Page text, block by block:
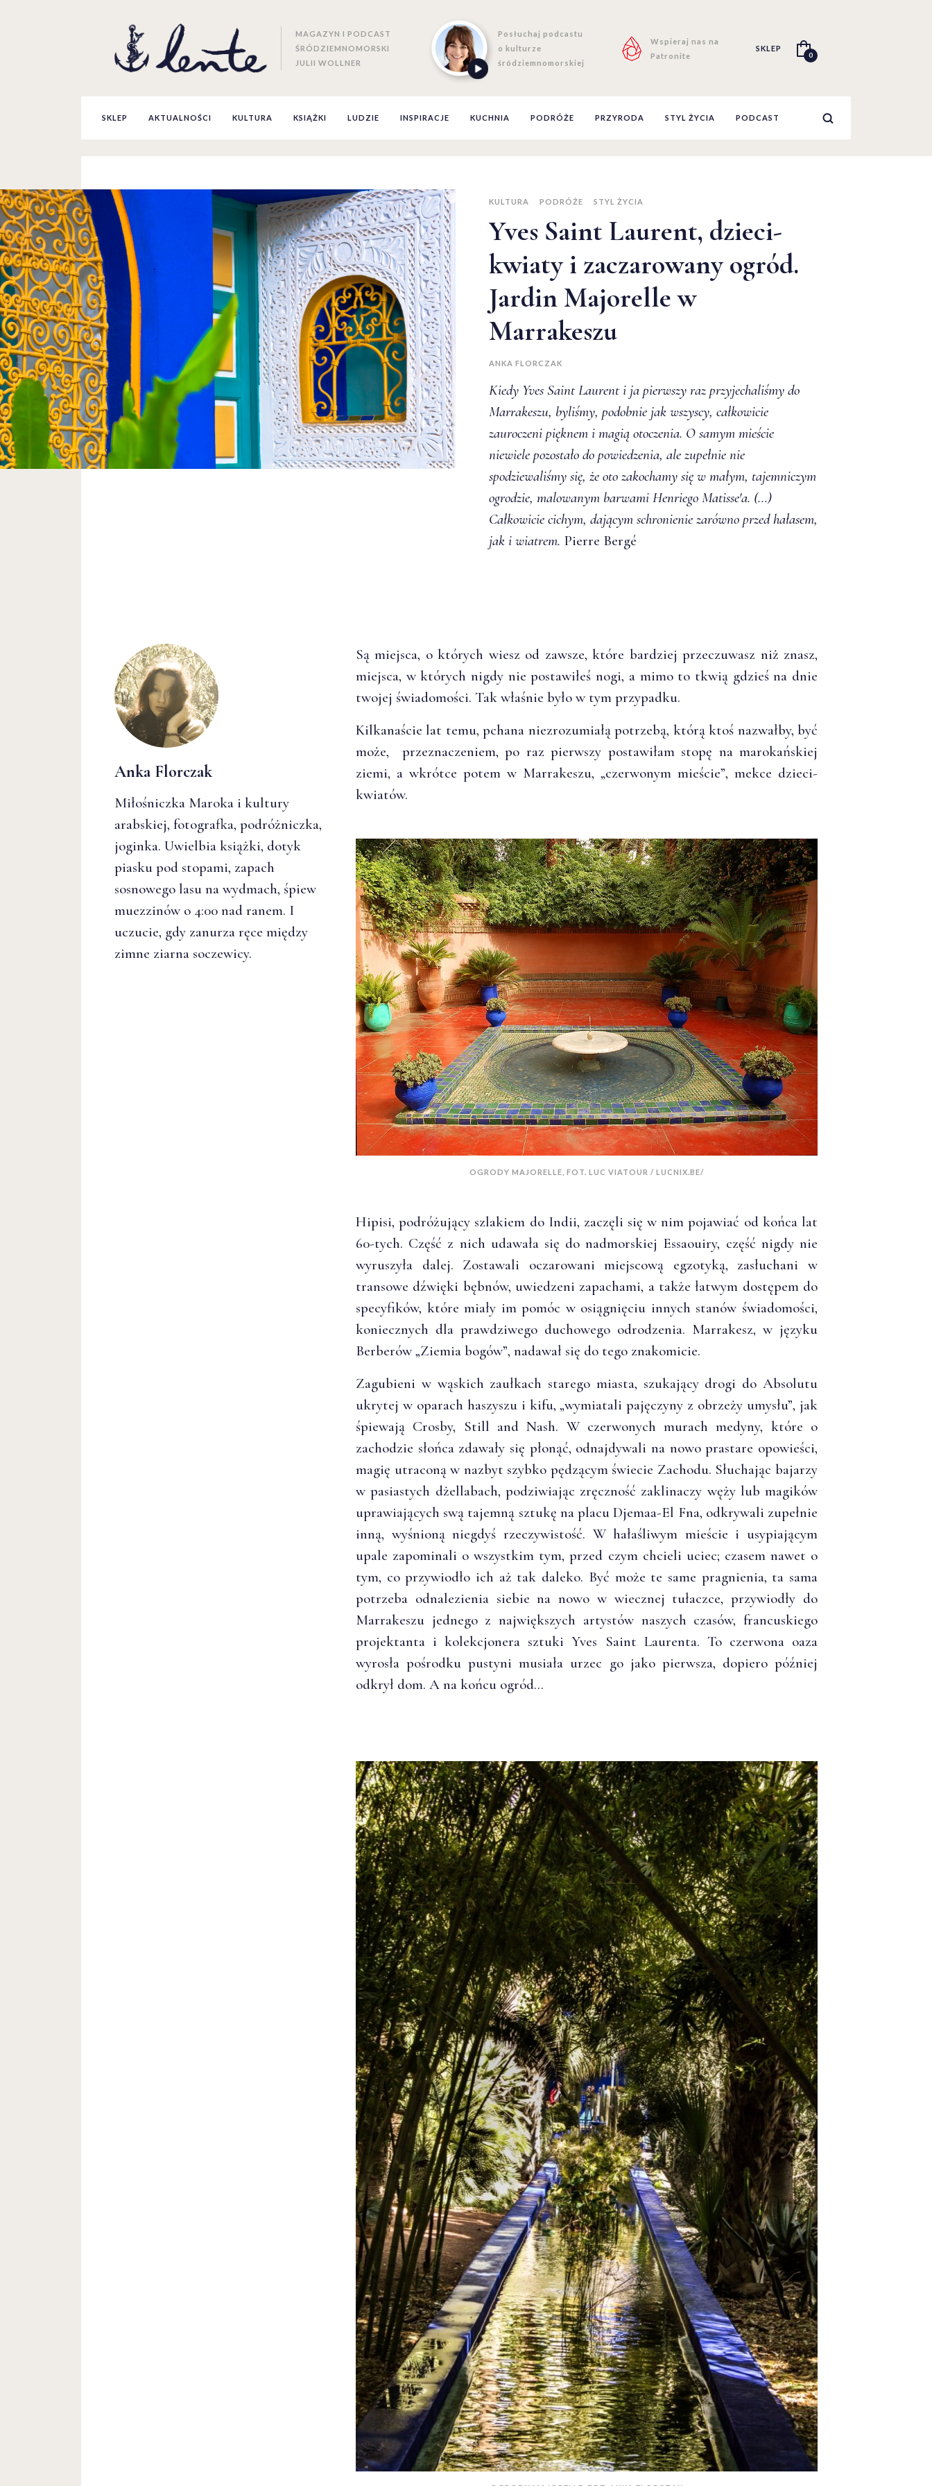
MAGAZYN I PODCAST
ŚRÓDZIEMNOMORSKI
JULII WOLLNER
Posłuchaj podcastu
o kulturze
śródziemnomorskiej
Wspieraj nas na
Patronite
SKLEP
0
SKLEP AKTUALNOŚCI KULTURA KSIĄŻKI LUDZIE INSPIRACJE KUCHNIA PODRÓŻE PRZYRODA STYL ŻYCIA PODCAST
KULTURA PODRÓŻE STYL ŻYCIA
Yves Saint Laurent, dzieci-
kwiaty i zaczarowany ogród.
Jardin Majorelle w
Marrakeszu
ANKA FLORCZAK
Kiedy Yves Saint Laurent i ja pierwszy raz przyjechaliśmy do
Marrakeszu, byliśmy, podobnie jak wszyscy, całkowicie
zauroczeni pięknem i magią otoczenia. O samym mieście
niewiele pozostało do powiedzenia, ale zupełnie nie
spodziewaliśmy się, że oto zakochamy się w małym, tajemniczym
ogrodzie, malowanym barwami Henriego Matisse'a. (…)
Całkowicie cichym, dającym schronienie zarówno przed hałasem,
jak i wiatrem. Pierre Bergé
Anka Florczak
Miłośniczka Maroka i kultury
arabskiej, fotografka, podróżniczka,
joginka. Uwielbia książki, dotyk
piasku pod stopami, zapach
sosnowego lasu na wydmach, śpiew
muezzinów o 4:00 nad ranem. I
uczucie, gdy zanurza ręce między
zimne ziarna soczewicy.
Są miejsca, o których wiesz od zawsze, które bardziej przeczuwasz niż znasz,
miejsca, w których nigdy nie postawiłeś nogi, a mimo to tkwią gdzieś na dnie
twojej świadomości. Tak właśnie było w tym przypadku.
Kilkanaście lat temu, pchana niezrozumiałą potrzebą, którą ktoś nazwałby, być
może, przeznaczeniem, po raz pierwszy postawiłam stopę na marokańskiej
ziemi, a wkrótce potem w Marrakeszu, „czerwonym mieście”, mekce dzieci-
kwiatów.
OGRODY MAJORELLE, FOT. LUC VIATOUR / LUCNIX.BE/
Hipisi, podróżujący szlakiem do Indii, zaczęli się w nim pojawiać od końca lat
60-tych. Część z nich udawała się do nadmorskiej Essaouiry, część nigdy nie
wyruszyła dalej. Zostawali oczarowani miejscową egzotyką, zasłuchani w
transowe dźwięki bębnów, uwiedzeni zapachami, a także łatwym dostępem do
specyfików, które miały im pomóc w osiągnięciu innych stanów świadomości,
koniecznych dla prawdziwego duchowego odrodzenia. Marrakesz, w języku
Berberów „Ziemia bogów”, nadawał się do tego znakomicie.
Zagubieni w wąskich zaułkach starego miasta, szukający drogi do Absolutu
ukrytej w oparach haszyszu i kifu, „wymiatali pajęczyny z obrzeży umysłu”, jak
śpiewają Crosby, Still and Nash. W czerwonych murach medyny, które o
zachodzie słońca zdawały się płonąć, odnajdywali na nowo prastare opowieści,
magię utraconą w nazbyt szybko pędzącym świecie Zachodu. Słuchając bajarzy
w pasiastych dżellabach, podziwiając zręczność zaklinaczy węży lub magików
uprawiających swą tajemną sztukę na placu Djemaa-El Fna, odkrywali zupełnie
inną, wyśnioną niegdyś rzeczywistość. W hałaśliwym mieście i usypiającym
upale zapominali o wszystkim tym, przed czym chcieli uciec; czasem nawet o
tym, co przywiodło ich aż tak daleko. Być może te same pragnienia, ta sama
potrzeba odnalezienia siebie na nowo w wiecznej tułaczce, przywiodły do
Marrakeszu jednego z największych artystów naszych czasów, francuskiego
projektanta i kolekcjonera sztuki Yves Saint Laurenta. To czerwona oaza
wyrosła pośrodku pustyni musiała urzec go jako pierwsza, dopiero później
odkrył dom. A na końcu ogród…